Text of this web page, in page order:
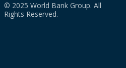
© 2025 World Bank Group. All
Rights Reserved.